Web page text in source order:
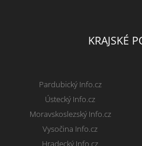
KRAJSKÉ
Pardubický Info.cz
Ústecký Info.cz
Moravskoslezský Info.cz
Vysočina Info.cz
Hradecký Info.cz